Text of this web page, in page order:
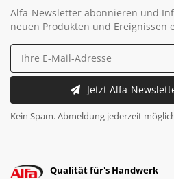
Alfa-Newsletter abonnieren und
neuen Produkten und Ereignissen
Jetzt Alfa-
Kein Spam. Abmeldung jederzeit
Qualität für's Handwerk